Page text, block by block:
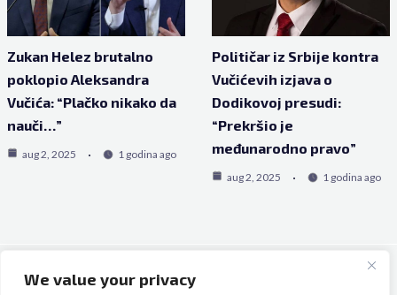
We value your privacy
Zukan Helez brutalno
poklopio Aleksandra
Vučića: “Plačko nikako da
nauči…”
aug 2, 2025 1 godina ago
Političar iz Srbije kontra
Vučićevih izjava o
Dodikovoj presudi:
“Prekršio je
međunarodno pravo”
aug 2, 2025 1 godina ago
Copyright © 2026 Bh Dijaspora.